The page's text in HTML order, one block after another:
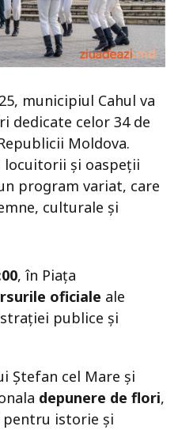
municipiul Cahul va
dedicate celor 34 de
Moldova.
și oaspeții
program variat, care
culturale și
, în Piața
oficiale ale
publice și
Ștefan cel Mare și
depunere de flori,
pentru istorie și